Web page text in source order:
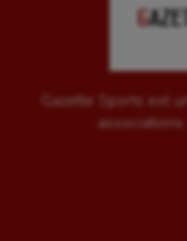
Gazette Sports est